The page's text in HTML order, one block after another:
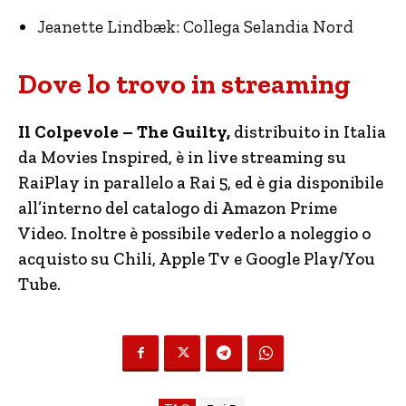
Jeanette Lindbæk: Collega Selandia Nord
Dove lo trovo in streaming
Il Colpevole – The Guilty, distribuito in Italia
da Movies Inspired, è in live streaming su
RaiPlay in parallelo a Rai 5, ed è gia disponibile
all’interno del catalogo di Amazon Prime
Video. Inoltre è possibile vederlo a noleggio o
acquisto su Chili, Apple Tv e Google Play/You
Tube.